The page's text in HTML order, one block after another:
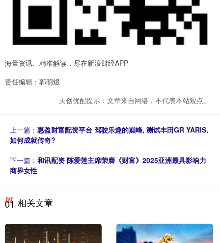
海量资讯、精准解读，尽在新浪财经APP
责任编辑：郭明煜
天创优配提示：文章来自网络，不代表本站观点。
上一篇： 惠盈财富配资平台 驾驶乐趣的巅峰, 测试丰田GR YARIS,
如何成就传奇?
下一篇： 和讯配资 陈爱莲主席荣膺《财富》2025亚洲最具影响力
商界女性
01 相关文章